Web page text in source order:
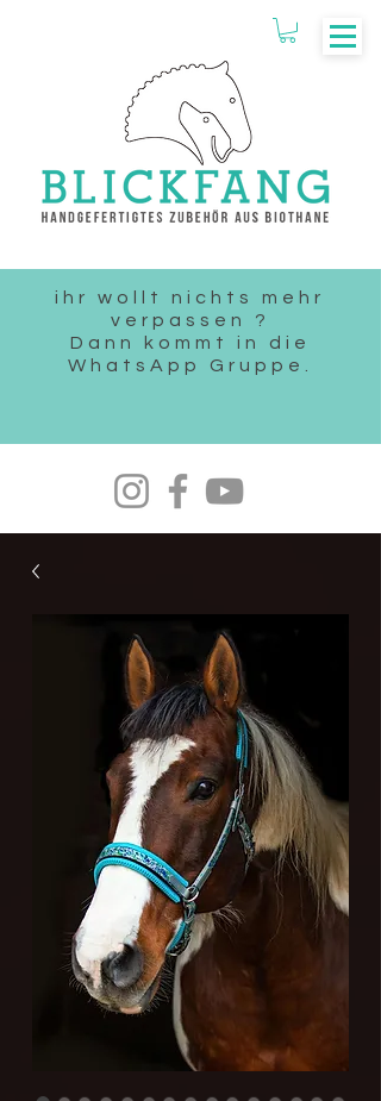
ihr wollt nichts mehr
verpassen ?
Dann kommt in die
WhatsApp Gruppe.